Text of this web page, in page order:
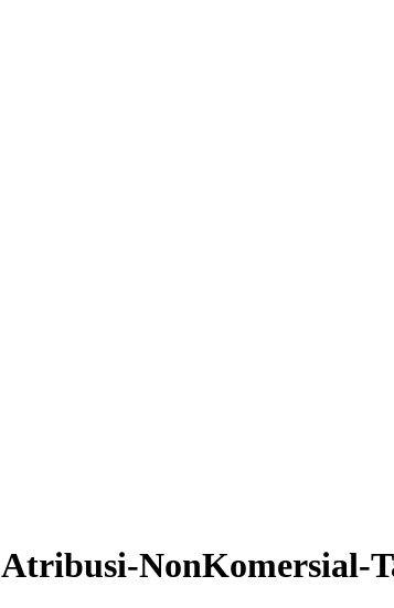
Atribusi-NonKomersial-